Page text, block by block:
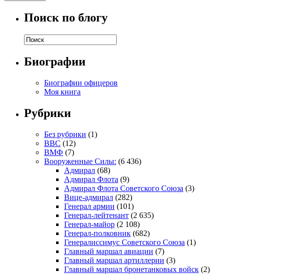
Поиск по блогу
Биографии
Биографии офицеров
Моя книга
Рубрики
Без рубрики (1)
ВВС (12)
ВМФ (7)
Вооруженные Силы: (6 436)
Адмирал (68)
Адмирал Флота (9)
Адмирал Флота Советского Союза (3)
Вице-адмирал (282)
Генерал армии (101)
Генерал-лейтенант (2 635)
Генерал-майор (2 108)
Генерал-полковник (682)
Генералиссимус Советского Союза (1)
Главный маршал авиации (7)
Главный маршал артиллерии (3)
Главный маршал бронетанковых войск (2)